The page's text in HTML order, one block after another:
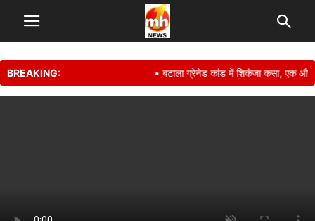
BREAKING: • बटाला ग्रेनेड कांड में शिकंजा कसा, एक और